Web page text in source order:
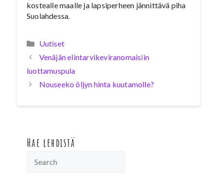
kostealle maalle ja lapsiperheen jännittävä piha
Suolahdessa.
Kategoriat
Uutiset
Venäjän elintarvikeviranomaisiin
luottamuspula
Nouseeko öljyn hinta kuutamolle?
Hae lehdistä